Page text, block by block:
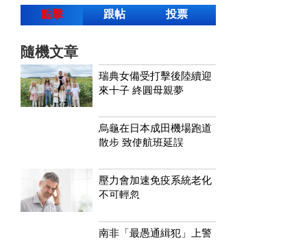
點擊 跟帖 投票
隨機文章
瑞典女備受打擊後陸續迎
來十子 終圓母親夢
烏龜在日本成田機場跑道
散步 致使航班延誤
壓力會加速免疫系統老化
不可輕忽
南非「最愚通緝犯」上警